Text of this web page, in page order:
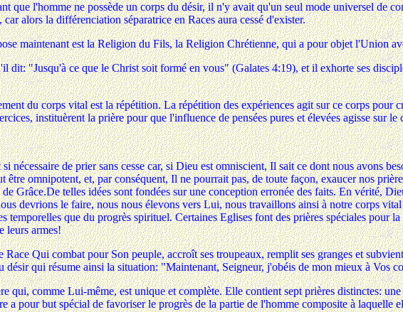
que l'homme ne possède un corps du désir, il n'y avait qu'un seul mode universel de
alors la différenciation séparatrice en Races aura cessé d'exister.
maintenant est la Religion du Fils, la Religion Chrétienne, qui a pour objet l'Union
dit: "Jusqu'à ce que le Christ soit formé en vous" (Galates 4:19), et il exhorte ses
du corps vital est la répétition. La répétition des expériences agit sur ce corps pour
instituèrent la prière pour que l'influence de pensées pures et élevées agisse sur
nécessaire de prier sans cesse car, si Dieu est omniscient, Il sait ce dont nous avons
être omnipotent, et, par conséquent, Il ne pourrait pas, de toute façon, exaucer nos
Grâce.De telles idées sont fondées sur une conception erronée des faits. En vérité,
devrions le faire, nous nous élevons vers Lui, nous travaillons ainsi à notre corps
temporelles que du progrès spirituel. Certaines Eglises font des prières spéciales pour
leurs armes!
Race Qui combat pour Son peuple, accroît ses troupeaux, remplit ses granges et
qui résume ainsi la situation: "Maintenant, Seigneur, j'obéis de mon mieux à Vos
qui, comme Lui-même, est unique et complète. Elle contient sept prières distinctes:
a pour but spécial de favoriser le progrès de la partie de l'homme composite à laquelle